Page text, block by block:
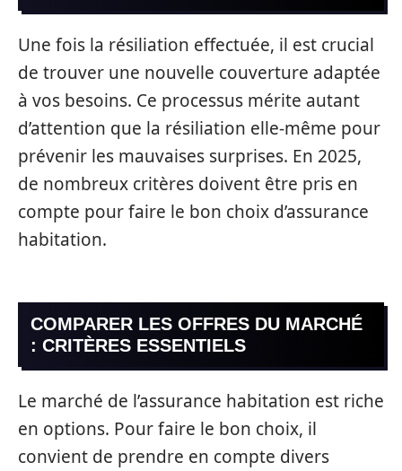
Une fois la résiliation effectuée, il est crucial
de trouver une nouvelle couverture adaptée
à vos besoins. Ce processus mérite autant
d’attention que la résiliation elle-même pour
prévenir les mauvaises surprises. En 2025,
de nombreux critères doivent être pris en
compte pour faire le bon choix d’assurance
habitation.
COMPARER LES OFFRES DU MARCHÉ
: CRITÈRES ESSENTIELS
Le marché de l’assurance habitation est riche
en options. Pour faire le bon choix, il
convient de prendre en compte divers